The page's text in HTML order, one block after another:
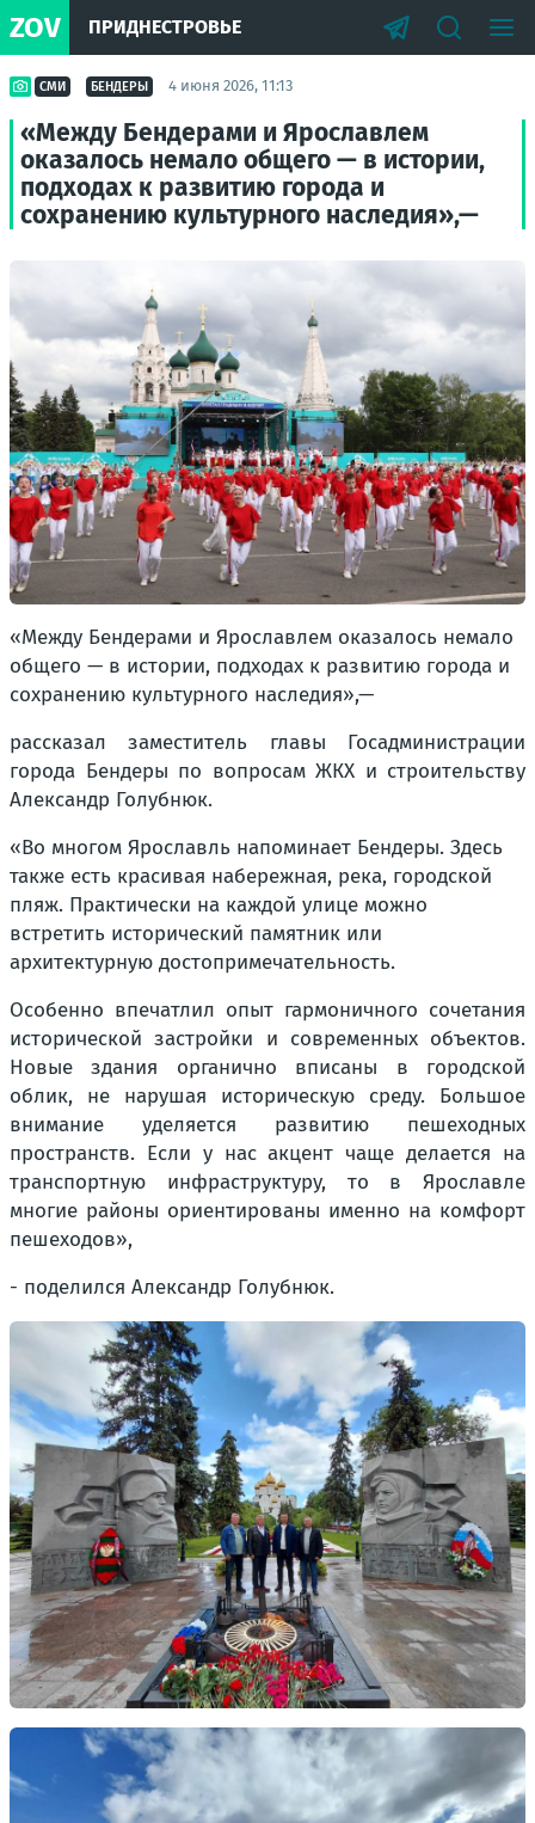
ZOV ПРИДНЕСТРОВЬЕ
СМИ БЕНДЕРЫ 4 июня 2026, 11:13
«Между Бендерами и Ярославлем
оказалось немало общего — в истории,
подходах к развитию города и
сохранению культурного наследия»,—
«Между Бендерами и Ярославлем оказалось немало
общего — в истории, подходах к развитию города и
сохранению культурного наследия»,—
рассказал заместитель главы Госадминистрации
города Бендеры по вопросам ЖКХ и строительству
Александр Голубнюк.
«Во многом Ярославль напоминает Бендеры. Здесь
также есть красивая набережная, река, городской
пляж. Практически на каждой улице можно
встретить исторический памятник или
архитектурную достопримечательность.
Особенно впечатлил опыт гармоничного сочетания
исторической застройки и современных объектов.
Новые здания органично вписаны в городской
облик, не нарушая историческую среду. Большое
внимание уделяется развитию пешеходных
пространств. Если у нас акцент чаще делается на
транспортную инфраструктуру, то в Ярославле
многие районы ориентированы именно на комфорт
пешеходов»,
- поделился Александр Голубнюк.